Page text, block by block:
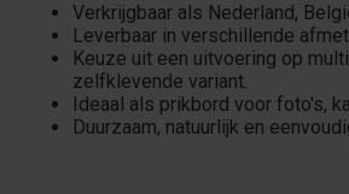
Verkrijgbaar als Nederland,
Leverbaar in verschillende
Keuze uit een uitvoering op
zelfklevende variant.
Ideaal als prikbord voor foto's,
Duurzaam, natuurlijk en